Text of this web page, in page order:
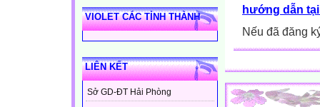
VIOLET CÁC TỈNH THÀNH
LIÊN KẾT
Sở GD-ĐT Hải Phòng
hướng dẫn
Nếu đã đăng